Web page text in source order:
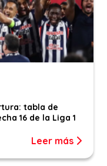
tabla de
16 de la Liga 1
Leer más